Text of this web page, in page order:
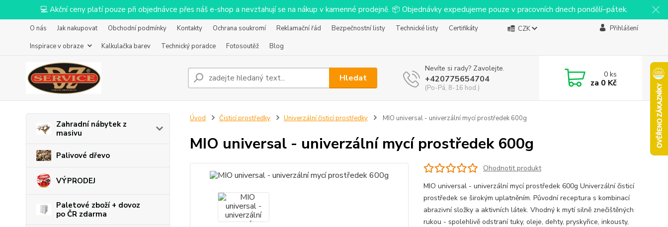
💻 Akční ceny platí pouze při objednávce přes náš e-shop a nevztahují se na nákup v kamenné prodejně. 📦 Objednávky expedujeme pouze v pracovních dnech pondělí–pátek.
O nás Jak nakupovat Obchodní podmínky Kontakty Ochrana soukromí Reklamační řád Bezpečnostní listy Technické listy
Certifikáty
Inspirace v obraze
Kalkulačka barev Technický poradce Fotosoutěž Blog
CZK Přihlášení
Hledat
Nevíte si rady? Zavolejte.
+420775654704
(Po-Pá, 8-16 hod.)
0ks
za 0 Kč
Zahradní nábytek z
masivu
Palivové dřevo
VÝPRODEJ
Paletové zboží + dovoz
po ČR zdarma
Úvod Čisticí prostředky Univerzální čisticí prostředky MIO universal - univerzální mycí prostředek 600g
MIO universal - univerzální mycí prostředek 600g
Ohodnotit produkt
MIO universal - univerzální mycí prostředek 600g Univerzální čisticí
prostředek se širokým uplatněním. Původní receptura s kombinací
abrazivní složky a aktivních látek. Vhodný k mytí silně znečištěných
rukou - spolehlivě odstraní tuky, oleje, dehty, pryskyřice, inkousty,